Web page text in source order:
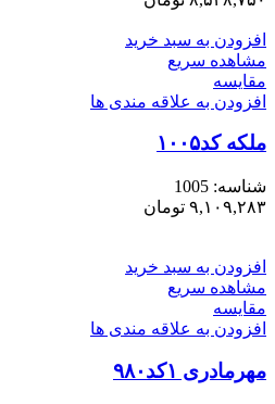
افزودن به سبد خرید
مشاهده سریع
مقایسه
افزودن به علاقه مندی ها
ملکه کد۱۰۰۵
شناسه: 1005
۹,۱۰۹,۲۸۳ تومان
افزودن به سبد خرید
مشاهده سریع
مقایسه
افزودن به علاقه مندی ها
مهرمادری ۱کد۹۸۰